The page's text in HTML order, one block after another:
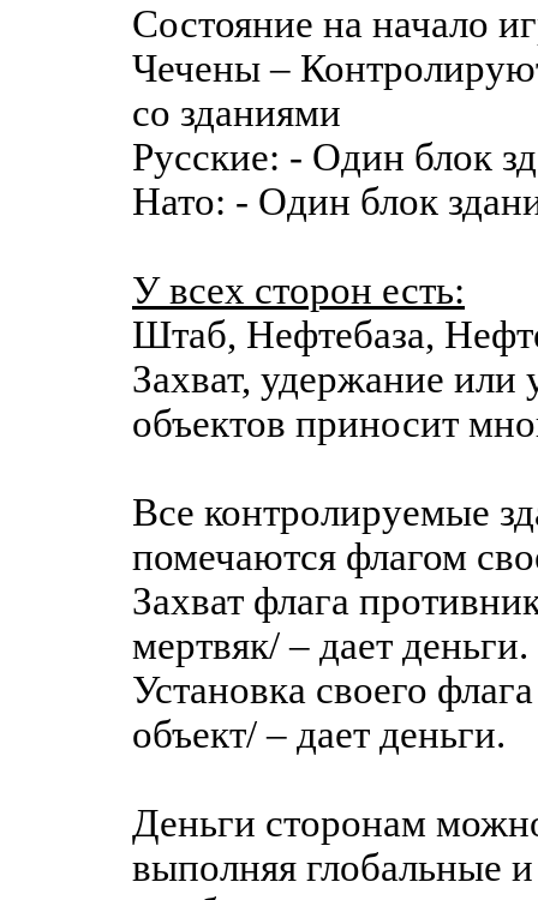
Состояние на начало
Чечены –
со зданиями
Русские: - Один блок
Нато: - Один блок
У всех сторон есть:
Штаб, Нефтебаза,
Захват, удержание
объектов приносит
Все контролируемые
помечаются флагом
Захват флага
мертвяк/ – дает деньги.
Установка своего
объект/ – дает деньги.
Деньги сторонам
выполняя глобальные